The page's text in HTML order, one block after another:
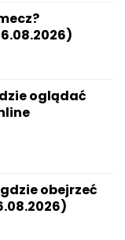
oglądać
obejrzeć